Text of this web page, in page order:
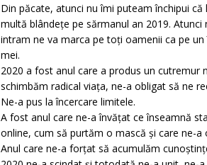
Din păcate, atunci nu îmi puteam închipui
multă blândețe pe sărmanul an 2019.
intram ne va marca pe toți oamenii ca pe
mei.
2020 a fost anul care a produs un cutremur
schimbăm radical viața, ne-a obligat să ne
Ne-a pus la încercare limitele.
A fost anul care ne-a învățat ce înseamnă
online, cum să purtăm o mască și care ne-
Anul care ne-a forțat să acumulăm